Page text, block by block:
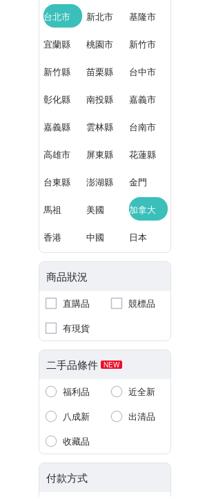
台北市 新北市 基隆市
宜蘭縣 桃園市 新竹市
新竹縣 苗栗縣 台中市
彰化縣 南投縣 嘉義市
嘉義縣 雲林縣 台南市
高雄市 屏東縣 花蓮縣
台東縣 澎湖縣 金門
馬祖 美國 加拿大
香港 中國 日本
商品狀況
直購品
競標品
有現貨
二手品條件 NEW
福利品
近全新
八成新
出清品
收藏品
付款方式